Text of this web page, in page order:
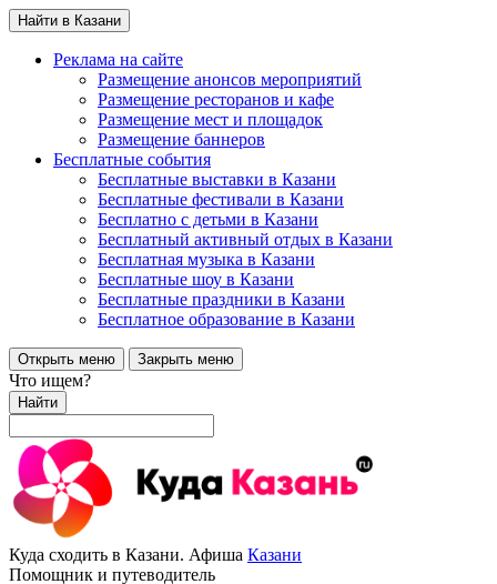
Найти в Казани
Реклама на сайте
Размещение анонсов мероприятий
Размещение ресторанов и кафе
Размещение мест и площадок
Размещение баннеров
Бесплатные события
Бесплатные выставки в Казани
Бесплатные фестивали в Казани
Бесплатно с детьми в Казани
Бесплатный активный отдых в Казани
Бесплатная музыка в Казани
Бесплатные шоу в Казани
Бесплатные праздники в Казани
Бесплатное образование в Казани
Открыть меню Закрыть меню
Что ищем?
Найти
Куда сходить в Казани. Афиша Казани
Помощник и путеводитель